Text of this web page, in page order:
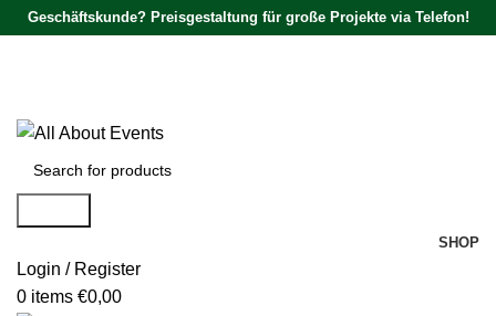
Geschäftskunde? Preisgestaltung für große Projekte via Telefon!
SHOP
Login / Register
0 items €0,00